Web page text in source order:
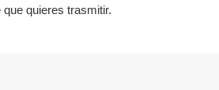
que quieres trasmitir.